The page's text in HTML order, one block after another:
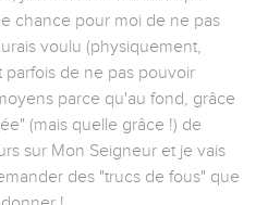
chance pour moi de ne pas
voulu (physiquement,
parfois de ne pas pouvoir
parce qu'au fond, grâce
(mais quelle grâce !) de
sur Mon Seigneur et je vais
des "trucs de fous" que